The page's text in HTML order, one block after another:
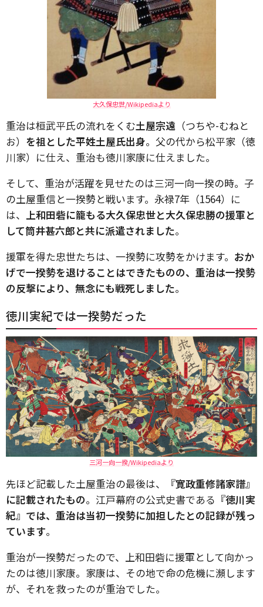
大久保忠世/Wikipediaより
重治は桓武平氏の流れをくむ土屋宗遠 （つちや-むねと
お） を祖とした平姓土屋氏出身。父の代から松平家（徳
川家）に仕え、重治も徳川家康に仕えました。
そして、重治が活躍を見せたのは三河一向一揆の時。子
の土屋重信と一揆勢と戦います。永禄7年（1564）に
は、 上和田砦に籠もる大久保忠世と大久保忠勝の援軍と
して筒井甚六郎と共に派遣されました。
援軍を得た忠世たちは、一揆勢に攻勢をかけます。 おか
げで一揆勢を退けることはできたものの、重治は一揆勢
の反撃により、無念にも戦死しました。
徳川実紀では一揆勢だった
三河一向一揆/Wikipediaより
先ほど記載した土屋重治の最後は、
『寛政重修諸家譜』
に記載されたもの。江戸幕府の公式史書である 『徳川実
紀』では、重治は当初一揆勢に加担したとの記録が残っ
ています。
重治が一揆勢だったので、上和田砦に援軍として向かっ
たのは徳川家康。家康は、その地で命の危機に瀕します
が、それを救ったのが重治でした。